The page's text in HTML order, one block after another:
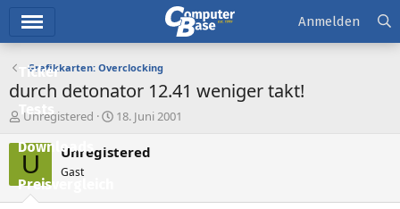
Ticker
Tests
Downloads
Preisvergleich
Anmelden
Grafikkarten: Overclocking
durch detonator 12.41 weniger takt!
E
s
e
Unregistered
E
s
18. Juni 2001
U Unregistered
Gast